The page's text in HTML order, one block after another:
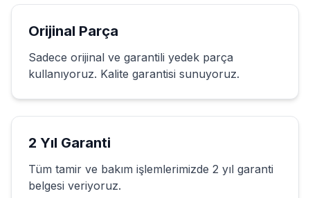
Orijinal Parça
Sadece orijinal ve garantili yedek parça
kullanıyoruz. Kalite garantisi sunuyoruz.
2 Yıl Garanti
Tüm tamir ve bakım işlemlerimizde 2 yıl garanti
belgesi veriyoruz.